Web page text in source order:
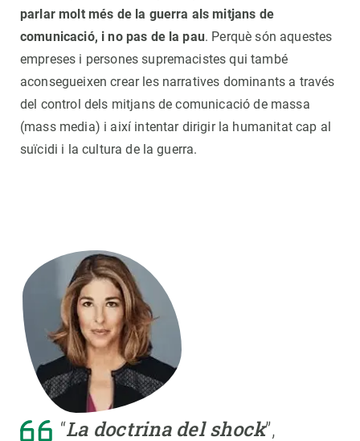
parlar molt més de la guerra als mitjans de
comunicació, i no pas de la pau. Perquè són aquestes
empreses i persones supremacistes qui també
aconsegueixen crear les narratives dominants a través
del control dels mitjans de comunicació de massa
(mass media) i així intentar dirigir la humanitat cap al
suïcidi i la cultura de la guerra.
“La doctrina del shock”,